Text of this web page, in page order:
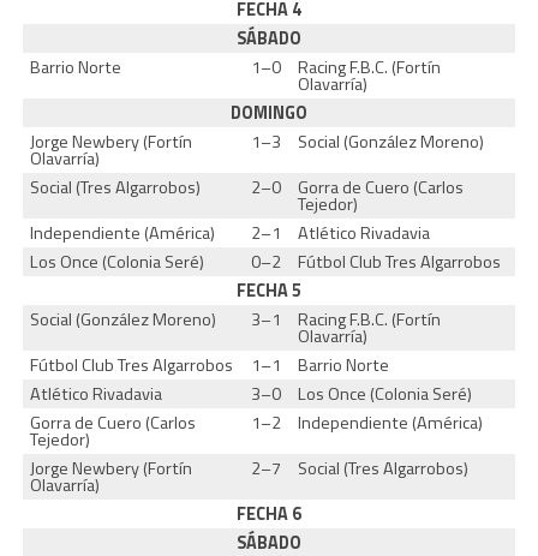
FECHA 4
SÁBADO
Barrio Norte
1–0 Racing F.B.C. (Fortín
Olavarría)
DOMINGO
Jorge Newbery (Fortín
Olavarría)
1–3
Social (González Moreno)
Social (Tres Algarrobos)
2–0 Gorra de Cuero (Carlos
Tejedor)
Independiente (América)
2–1
Atlético Rivadavia
Los Once (Colonia Seré)
0–2
Fútbol Club Tres Algarrobos
FECHA 5
Social (González Moreno)
3–1 Racing F.B.C. (Fortín
Olavarría)
Fútbol Club Tres Algarrobos
1–1
Barrio Norte
Atlético Rivadavia
3–0
Los Once (Colonia Seré)
Gorra de Cuero (Carlos
Tejedor)
1–2
Independiente (América)
Jorge Newbery (Fortín
Olavarría)
2–7
Social (Tres Algarrobos)
FECHA 6
SÁBADO